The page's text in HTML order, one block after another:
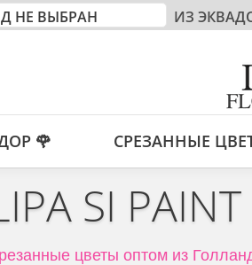
ИЗ
🌹 СРЕЗАННЫЕ
SI
цветы оптом из